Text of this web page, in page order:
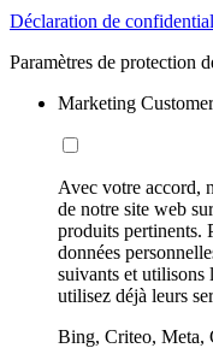
Déclaration de
Paramètres de protection
Marketing
Avec votre accord,
de notre site web
produits pertinents.
données
suivants et utilisons
utilisez déjà leurs
Bing, Criteo, Meta,